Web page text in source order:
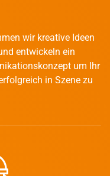
wir kreative Ideen
entwickeln ein
um Ihr
in Szene zu